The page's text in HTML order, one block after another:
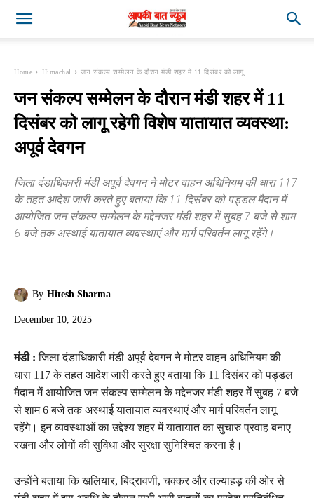
Home Himachal जन संकल्प सम्मेलन के दौरान मंडी शहर में 11 दिसंबर को लागू...
जन संकल्प सम्मेलन के दौरान मंडी शहर में 11
दिसंबर को लागू रहेगी विशेष यातायात व्यवस्था:
अपूर्व देवगन
जिला दंडाधिकारी मंडी अपूर्व देवगन ने मोटर वाहन अधिनियम की धारा 117
के तहत आदेश जारी करते हुए बताया कि 11 दिसंबर को पड्डल मैदान में
आयोजित जन संकल्प सम्मेलन के मद्देनजर मंडी शहर में सुबह 7 बजे से शाम
6 बजे तक अस्थाई यातायात व्यवस्थाएं और मार्ग परिवर्तन लागू रहेंगे।
By Hitesh Sharma
December 10, 2025
मंडी : जिला दंडाधिकारी मंडी अपूर्व देवगन ने मोटर वाहन अधिनियम की
धारा 117 के तहत आदेश जारी करते हुए बताया कि 11 दिसंबर को पड्डल
मैदान में आयोजित जन संकल्प सम्मेलन के मद्देनजर मंडी शहर में सुबह 7 बजे
से शाम 6 बजे तक अस्थाई यातायात व्यवस्थाएं और मार्ग परिवर्तन लागू
रहेंगे। इन व्यवस्थाओं का उद्देश्य शहर में यातायात का सुचारु प्रवाह बनाए
रखना और लोगों की सुविधा और सुरक्षा सुनिश्चित करना है।
उन्होंने बताया कि खलियार, बिंद्रावणी, चक्कर और तल्याहड़ की ओर से